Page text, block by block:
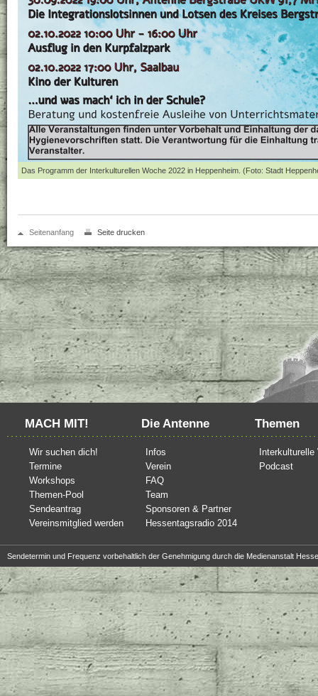
Das Programm der Interkulturellen Woche 2022 in Heppenheim. (Foto: Stadt
Seitenanfang Seite drucken
MACH MIT!
Wir suchen dich!
Termine
Workshops
Themen-Pool
Sendeantrag
Vereinsmitglied werden
Die Antenne
Infos
Verein
FAQ
Team
Sponsoren & Partner
Hessentagsradio 2014
Themen
Interkulturelle
Podcast
Sendetermin und Frequenz vorbehaltlich der Genehmigung durch die Medienanstalt